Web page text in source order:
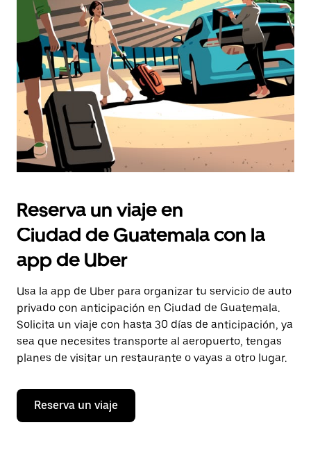
Reserva un viaje en
Ciudad de Guatemala con la
app de Uber
Usa la app de Uber para organizar tu servicio de auto
privado con anticipación en Ciudad de Guatemala.
Solicita un viaje con hasta 30 días de anticipación, ya
sea que necesites transporte al aeropuerto, tengas
planes de visitar un restaurante o vayas a otro lugar.
Reserva un viaje